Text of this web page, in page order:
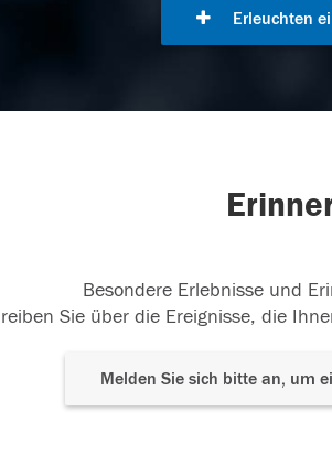
Erleuchten
Besondere Erlebnisse und
Sie über die Ereignisse, die
Melden Sie sich bitte an, um